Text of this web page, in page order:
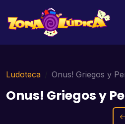
Ludoteca Onus! Griegos y
Onus! Griegos y